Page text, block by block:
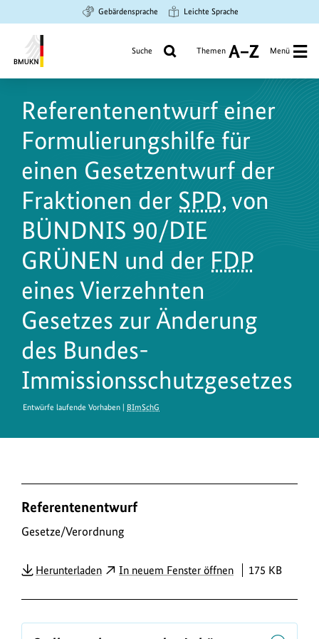
Hauptinhalt
springen
Suche
springen
Hauptnavigation
springen
Gebärdensprache Leichte Sprache
Umwelt,
Naturschutz
nukleare
Sicherheit
Suche Themen
A
Z
Menü
Referentenentwurf einer
Formulierungshilfe für
einen Gesetzentwurf der
Fraktionen der SPD, von
BÜNDNIS 90/DIE
GRÜNEN und der FDP
eines Vierzehnten
Gesetzes zur Änderung
des Bundes-
Immissionsschutzgesetzes
Entwürfe laufende Vorhaben | BImSchG
o
w
l
o
a
Referentenentwurf
Gesetze/Verordnung
HerunterladenPDFIn neuem Fenster öffnen 175 KB